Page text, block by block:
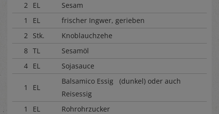
2 EL
Sesam
1
EL
frischer Ingwer, gerieben
2 Stk.
Knoblauchzehe
8 TL
Sesamöl
4 EL Sojasauce
1 EL
Balsamico Essig (dunkel) oder auch
Reisessig
1
EL Rohrohrzucker